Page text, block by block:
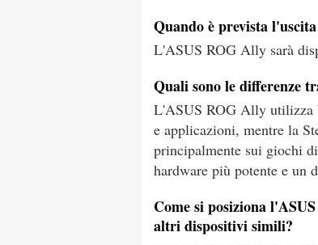
Quando è prevista
L'ASUS ROG Ally sarà
Quali sono le differenze
L'ASUS ROG Ally utilizza
e applicazioni, mentre la
principalmente sui giochi
hardware più potente e un
Come si posiziona
altri dispositivi simili?